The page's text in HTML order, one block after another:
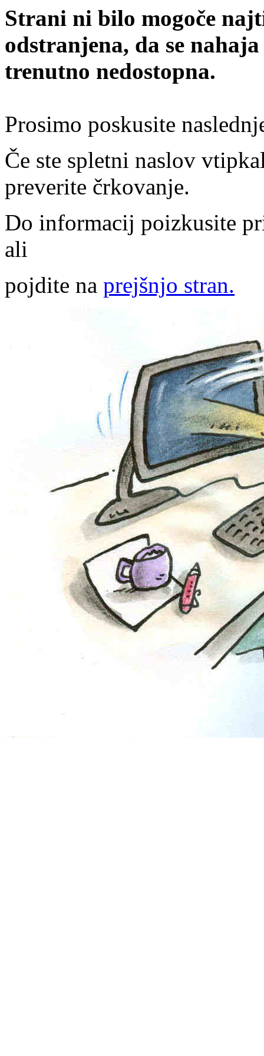
Strani ni bilo mogoče
odstranjena, da se
trenutno nedostopna.
Prosimo poskusite
Če ste spletni naslov
preverite črkovanje.
Do informacij poizkusite
ali
pojdite na prejšnjo stran.